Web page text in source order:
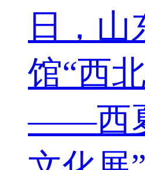
日，山
馆“西
——西